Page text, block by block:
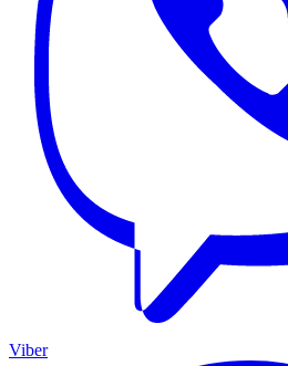
Viber